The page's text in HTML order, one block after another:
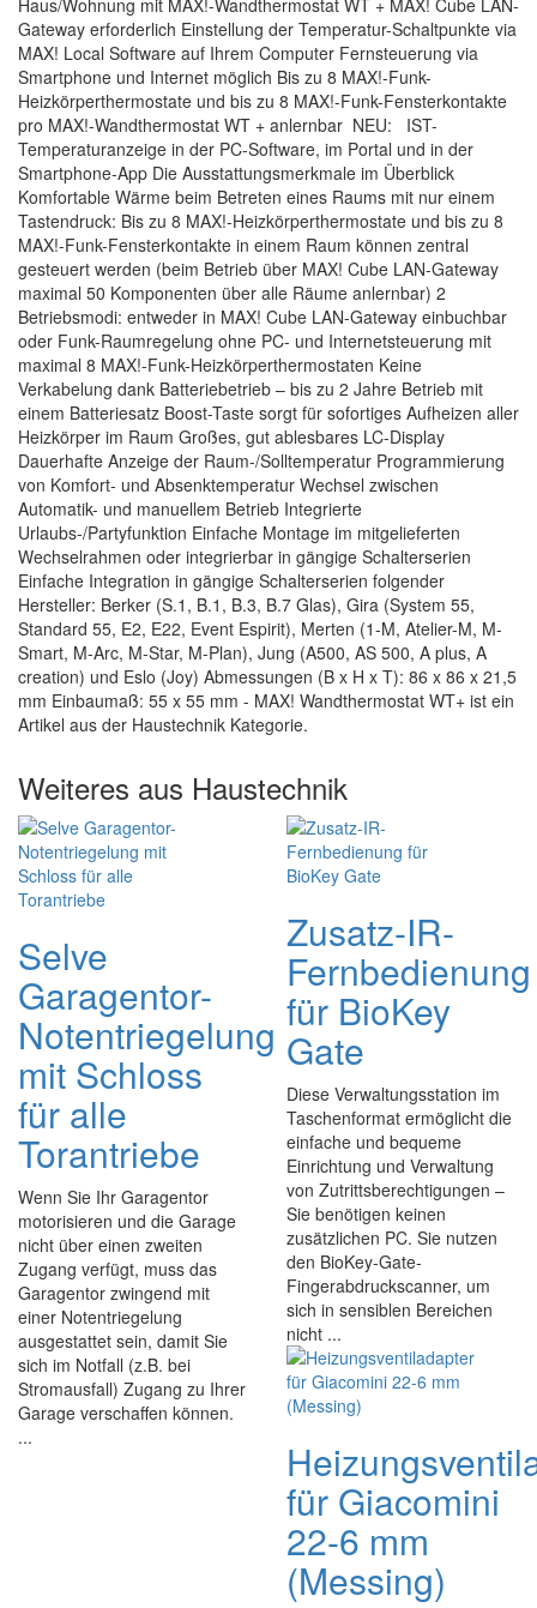
Haus/Wohnung mit MAX!-Wandthermostat WT + MAX! Cube LAN-
Gateway erforderlich Einstellung der Temperatur-Schaltpunkte via
MAX! Local Software auf Ihrem Computer Fernsteuerung via
Smartphone und Internet möglich Bis zu 8 MAX!-Funk-
Heizkörperthermostate und bis zu 8 MAX!-Funk-Fensterkontakte
pro MAX!-Wandthermostat WT + anlernbar NEU: IST-
Temperaturanzeige in der PC-Software, im Portal und in der
Smartphone-App Die Ausstattungsmerkmale im Überblick
Komfortable Wärme beim Betreten eines Raums mit nur einem
Tastendruck: Bis zu 8 MAX!-Heizkörperthermostate und bis zu 8
MAX!-Funk-Fensterkontakte in einem Raum können zentral
gesteuert werden (beim Betrieb über MAX! Cube LAN-Gateway
maximal 50 Komponenten über alle Räume anlernbar) 2
Betriebsmodi: entweder in MAX! Cube LAN-Gateway einbuchbar
oder Funk-Raumregelung ohne PC- und Internetsteuerung mit
maximal 8 MAX!-Funk-Heizkörperthermostaten Keine
Verkabelung dank Batteriebetrieb – bis zu 2 Jahre Betrieb mit
einem Batteriesatz Boost-Taste sorgt für sofortiges Aufheizen aller
Heizkörper im Raum Großes, gut ablesbares LC-Display
Dauerhafte Anzeige der Raum-/Solltemperatur Programmierung
von Komfort- und Absenktemperatur Wechsel zwischen
Automatik- und manuellem Betrieb Integrierte
Urlaubs-/Partyfunktion Einfache Montage im mitgelieferten
Wechselrahmen oder integrierbar in gängige Schalterserien
Einfache Integration in gängige Schalterserien folgender
Hersteller: Berker (S.1, B.1, B.3, B.7 Glas), Gira (System 55,
Standard 55, E2, E22, Event Espirit), Merten (1-M, Atelier-M, M-
Smart, M-Arc, M-Star, M-Plan), Jung (A500, AS 500, A plus, A
creation) und Eslo (Joy) Abmessungen (B x H x T): 86 x 86 x 21,5
mm Einbaumaß: 55 x 55 mm - MAX! Wandthermostat WT+ ist ein
Artikel aus der Haustechnik Kategorie.
Weiteres aus Haustechnik
Selve
Garagentor-
Notentriegelung
mit Schloss
für alle
Torantriebe
Wenn Sie Ihr Garagentor
motorisieren und die Garage
nicht über einen zweiten
Zugang verfügt, muss das
Garagentor zwingend mit
einer Notentriegelung
ausgestattet sein, damit Sie
sich im Notfall (z.B. bei
Stromausfall) Zugang zu Ihrer
Garage verschaffen können.
...
Zusatz-IR-
Fernbedienung
für BioKey
Gate
Diese Verwaltungsstation im
Taschenformat ermöglicht die
einfache und bequeme
Einrichtung und Verwaltung
von Zutrittsberechtigungen –
Sie benötigen keinen
zusätzlichen PC. Sie nutzen
den BioKey-Gate-
Fingerabdruckscanner, um
sich in sensiblen Bereichen
nicht ...
für Giacomini
22-6 mm
(Messing)